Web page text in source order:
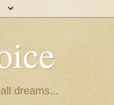
dreams...